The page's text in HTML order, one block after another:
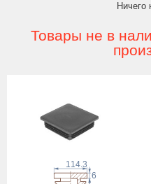
Ничего
Товары не в
6
114.3